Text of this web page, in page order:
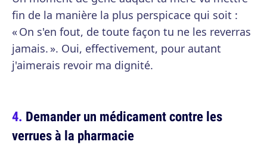
fin de la manière la plus perspicace qui soit :
« On s'en fout, de toute façon tu ne les reverras
jamais. ». Oui, effectivement, pour autant
j'aimerais revoir ma dignité.
Demander un médicament contre les
verrues à la pharmacie